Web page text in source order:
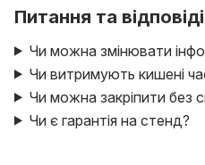
Питання та відповіді
Чи можна змінювати
Чи витримують кишені
Чи можна закріпити без
Чи є гарантія на стенд?